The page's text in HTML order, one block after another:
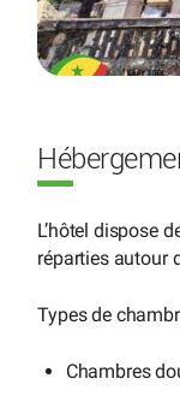
L’hôtel dispose
réparties autour
Types de
Chambres